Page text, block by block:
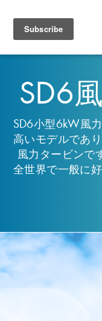
SD6
SD6小型6kW風
高いモデルであ
風力タービンで
全世界で一般に